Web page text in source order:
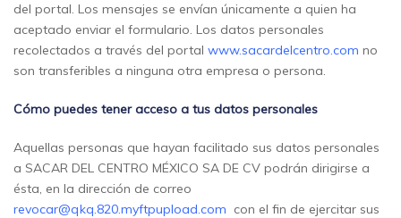
del portal. Los mensajes se envían únicamente a quien ha
aceptado enviar el formulario. Los datos personales
recolectados a través del portal www.sacardelcentro.com no
son transferibles a ninguna otra empresa o persona.
Cómo puedes tener acceso a tus datos personales
Aquellas personas que hayan facilitado sus datos personales
a SACAR DEL CENTRO MÉXICO SA DE CV podrán dirigirse a
ésta, en la dirección de correo
revocar@qkq.820.myftpupload.com con el fin de ejercitar sus